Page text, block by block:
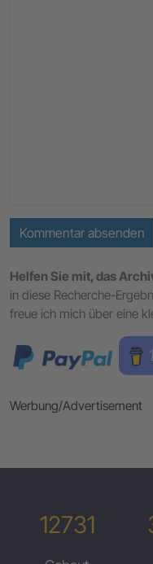
Kommentar absenden
Helfen Sie mit, das
in diese Recherche-
freue ich mich über eine
Werbung/Advertisement
12731